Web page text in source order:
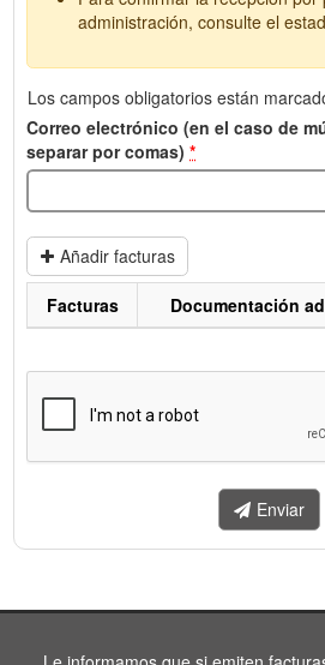
administración, consulte el
Los campos obligatorios están
Correo electrónico (en el caso de
separar por comas) *
Añadir facturas
enviar.
Facturas Documentación
Enviar